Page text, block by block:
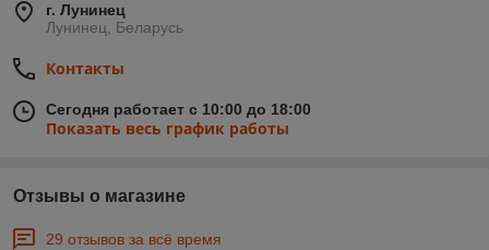
г. Лунинец
Лунинец, Беларусь
Контакты
Сегодня работает с 10:00 до 18:00
Показать весь график работы
Отзывы о магазине
29 отзывов за всё время